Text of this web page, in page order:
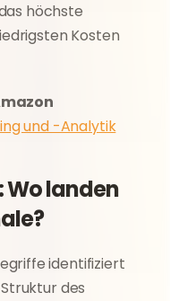
höchste
Kosten
und -Analytik
landen
identifiziert
des